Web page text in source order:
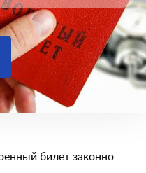
билет законно